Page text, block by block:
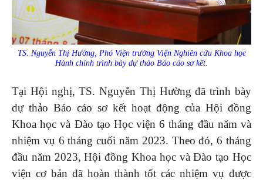
TS. Nguyễn Thị Hường, Phó Viện trưởng Viện Nghiên cứu Khoa học
Hành chính trình bày dự thảo Báo cáo sơ kết.
Tại Hội nghị, TS. Nguyễn Thị Hường đã trình bày
dự thảo Báo cáo sơ kết hoạt động của Hội đồng
Khoa học và Đào tạo Học viện 6 tháng đầu năm và
nhiệm vụ 6 tháng cuối năm 2023. Theo đó, 6 tháng
đầu năm 2023, Hội đồng Khoa học và Đào tạo Học
viện cơ bản đã hoàn thành tốt các nhiệm vụ được